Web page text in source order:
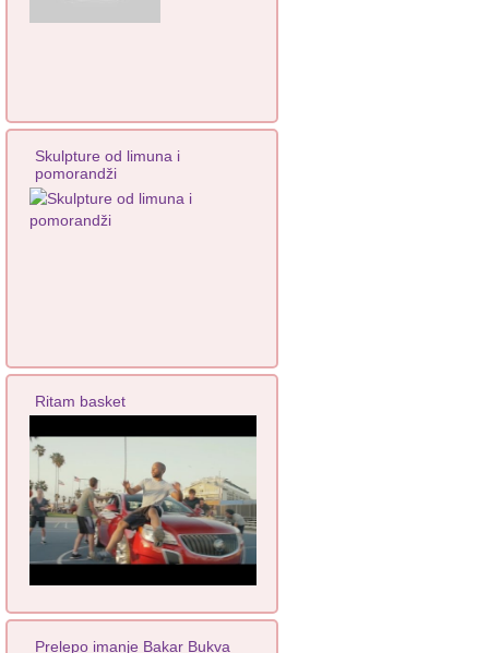
Skulpture od limuna i
pomorandži
Ritam basket
Prelepo imanje Bakar Bukva